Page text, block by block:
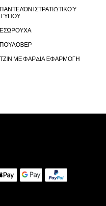
ΠΑΝΤΕΛΌΝΙ ΣΤΡΑΤΙΩΤΙΚΟΎ
ΤΎΠΟΥ
ΕΣΏΡΟΥΧΑ
ΠΟΥΛΟΒΕΡ
ΤΖΙΝ ΜΕ ΦΑΡΔΙΑ ΕΦΑΡΜΟΓΗ